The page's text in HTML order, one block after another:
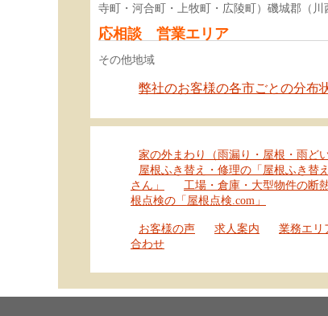
寺町・河合町・上牧町・広陵町）磯城郡（
応相談 営業エリア
その他地域
弊社のお客様の各市ごとの分布
家の外まわり（雨漏り・屋根・雨ど
屋根ふき替え・修理の「屋根ふき替え
さん」
工場・倉庫・大型物件の断
根点検の「屋根点検.com」
お客様の声 求人案内 業務エリ
合わせ